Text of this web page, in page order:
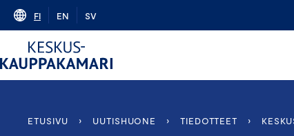
Skip
content
FI EN SV
ETUSIVU › UUTISHUONE › TIEDOTTEET ›